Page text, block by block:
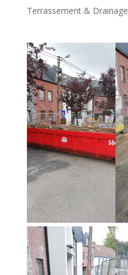
Terrassement & Drainage